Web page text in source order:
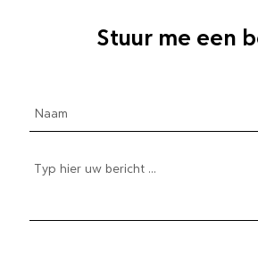
Stuur me een